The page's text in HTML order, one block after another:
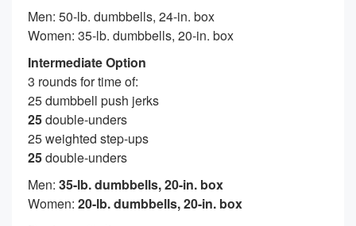
Men: 50-lb. dumbbells, 24-in. box
Women: 35-lb. dumbbells, 20-in. box
Intermediate Option
3 rounds for time of:
25 dumbbell push jerks
25double-unders
25 weighted step-ups
25double-unders
Men: 35-lb. dumbbells, 20-in. box
Women: 20-lb. dumbbells, 20-in. box